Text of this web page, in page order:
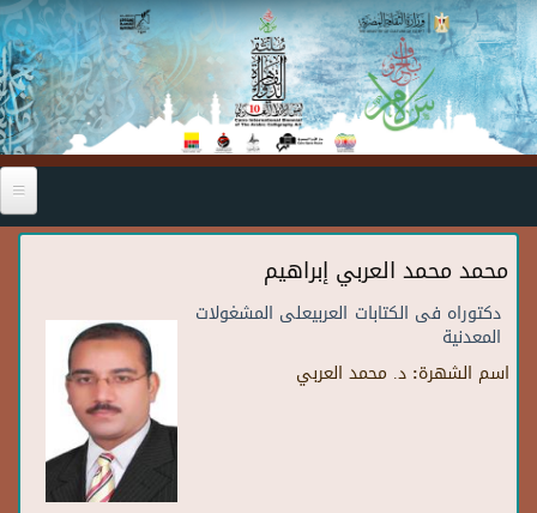
Skip to main content
محمد محمد العربي إبراهيم
دكتوراه فى الكتابات العربيعلى المشغولات
المعدنية
اسم الشهرة: د. محمد العربي